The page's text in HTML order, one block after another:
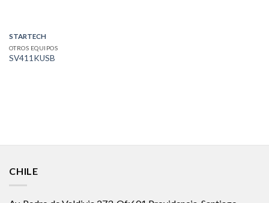
STARTECH
OTROS EQUIPOS
SV411KUSB
CHILE